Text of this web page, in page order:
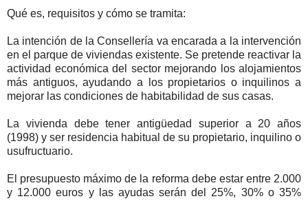
Qué es, requisitos y cómo se tramita:
La intención de la Consellería va encarada a la intervención
en el parque de viviendas existente. Se pretende reactivar la
actividad económica del sector mejorando los alojamientos
más antiguos, ayudando a los propietarios o inquilinos a
mejorar las condiciones de habitabilidad de sus casas.
La vivienda debe tener antigüedad superior a 20 años
(1998) y ser residencia habitual de su propietario, inquilino o
usufructuario.
El presupuesto máximo de la reforma debe estar entre 2.000
y 12.000 euros y las ayudas serán del 25%, 30% o 35%